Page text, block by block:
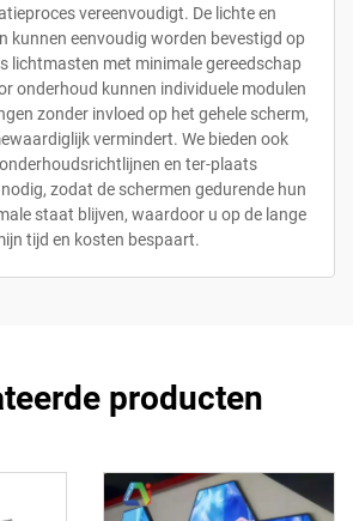
vereenvoudigt. De lichte en
kunnen eenvoudig worden bevestigd op
lichtmasten met minimale gereedschap
onderhoud kunnen individuele modulen
zonder invloed op het gehele scherm,
vermindert. We bieden ook
en ter-plaats
zodat de schermen gedurende hun
staat blijven, waardoor u op de lange
tijd en kosten bespaart.
producten